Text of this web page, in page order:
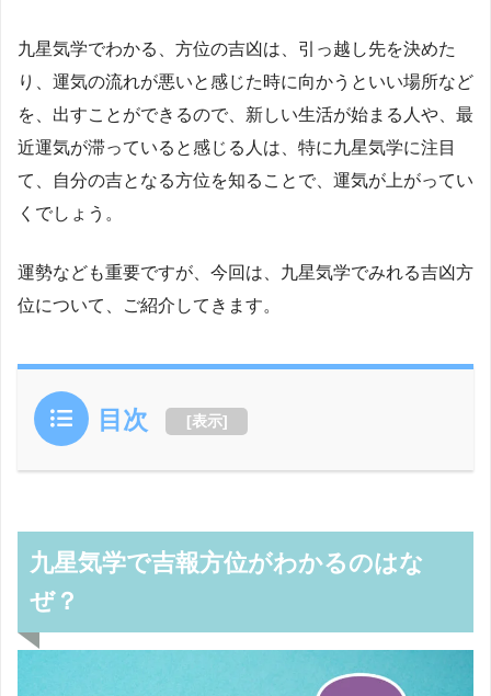
九星気学でわかる、方位の吉凶は、引っ越し先を決めた
り、運気の流れが悪いと感じた時に向かうといい場所など
を、出すことができるので、新しい生活が始まる人や、最
近運気が滞っていると感じる人は、特に九星気学に注目
て、自分の吉となる方位を知ることで、運気が上がってい
くでしょう。
運勢なども重要ですが、今回は、九星気学でみれる吉凶方
位について、ご紹介してきます。
目次 [表示]
九星気学で吉報方位がわかるのはな
ぜ？